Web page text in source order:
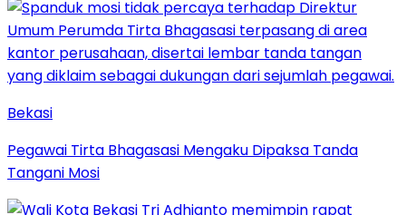
Bekasi
Pegawai Tirta Bhagasasi Mengaku Dipaksa Tanda
Tangani Mosi